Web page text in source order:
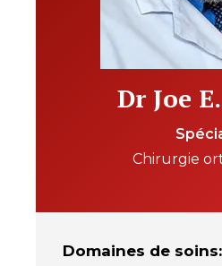
Dr Joe
Chirurgie
Domaines de soins: